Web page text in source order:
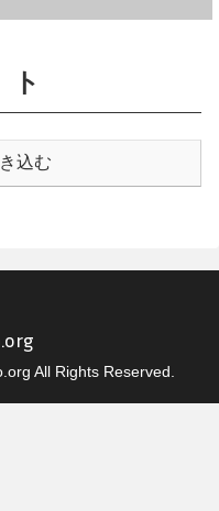
込む
All Rights Reserved.